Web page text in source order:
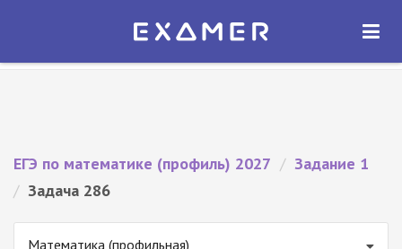
Экзамер — ЕГЭ 2027
ОТКРЫТЬ
ЕГЭ по математике (профиль) 2027 / Задание 1
/ Задача 286
Математика (профильная)